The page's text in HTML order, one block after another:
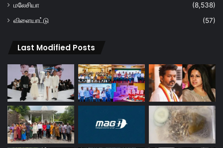
மலேசியா
(8,538)
விளையாட்டு
(57)
Last Modified Posts